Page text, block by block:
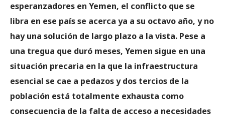
esperanzadores en Yemen, el conflicto que se
libra en ese país se acerca ya a su octavo año, y no
hay una solución de largo plazo a la vista. Pese a
una tregua que duró meses, Yemen sigue en una
situación precaria en la que la infraestructura
esencial se cae a pedazos y dos tercios de la
población está totalmente exhausta como
consecuencia de la falta de acceso a necesidades